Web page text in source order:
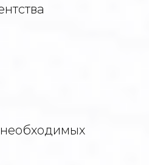
необходимых